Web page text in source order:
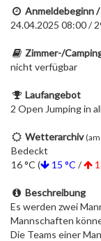
Anmeldebeginn
24.04.2025 08:00 /
Zimmer-/
nicht verfügbar
Laufangebot
2 Open Jumping in
Wetterarchiv
Bedeckt
16 °C (
15 °C /
Beschreibung
Es werden zwei
Mannschaften
Die Teams einer